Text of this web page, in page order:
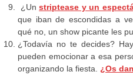
¿Unstriptease y un
que iban de escondidas a
qué no, un show picante les
¿Todavía no te decides?
pueden emocionar a esa
organizando la fiesta. ¿Os